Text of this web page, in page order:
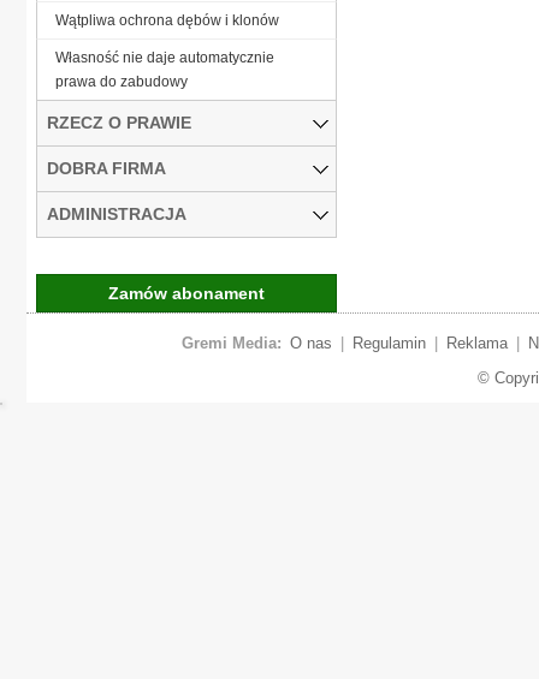
Wątpliwa ochrona dębów i klonów
Własność nie daje automatycznie
prawa do zabudowy
RZECZ O PRAWIE
DOBRA FIRMA
ADMINISTRACJA
Zamów abonament
Gremi Media: O nas Regulamin Reklama
©